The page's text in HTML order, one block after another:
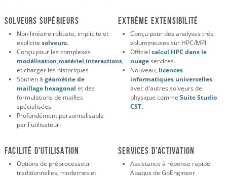
SOLVEURS SUPÉRIEURS
Non linéaire robuste, implicite et
explicite solveurs.
Conçu pour les complexes
modélisation,matériel,interactions,
et charger les historiques
Soutien à géométrie de
maillage hexagonal et des
formulations de mailles
spécialisées.
Profondément personnalisable
par l'utilisateur.
EXTRÊME EXTENSIBILITÉ
Conçu pour des analyses très
volumineuses sur HPC/MPI.
Officiel calcul HPC dans le
nuageservices.
Nouveau, licences
informatiques universelles
avec d'autres solveurs de
physique comme Suite Studio
CST.
FACILITÉ D'UTILISATION
Options de préprocesseur
traditionnelles, modernes et
SERVICES D'ACTIVATION
Assistance à réponse rapide
Abaqus de GoEngineer